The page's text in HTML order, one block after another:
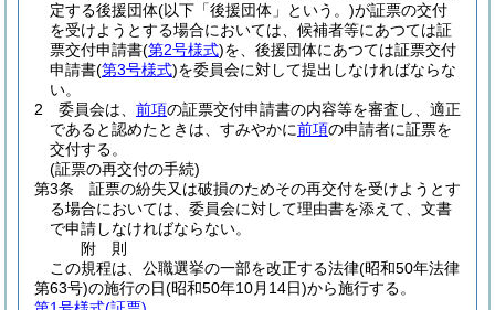
定する後援団体(以下「後援団体」という。)が証票の交付
を受けようとする場合においては、候補者等にあつては証
票交付申請書(第2号様式)を、後援団体にあつては証票交付
申請書(第3号様式)を委員会に対して提出しなければならな
い。
2
委員会は、 前項の証票交付申請書の内容等を審査し、適正
であると認めたときは、すみやかに前項の申請者に証票を
交付する。
(証票の再交付の手続)
第3条
証票の紛失又は破損のためその再交付を受けようとす
る場合においては、委員会に対して理由書を添えて、文書
で申請しなければならない。
附 則
この規程は、公職選挙の一部を改正する法律(昭和50年法律
第63号)の施行の日(昭和50年10月14日)から施行する。